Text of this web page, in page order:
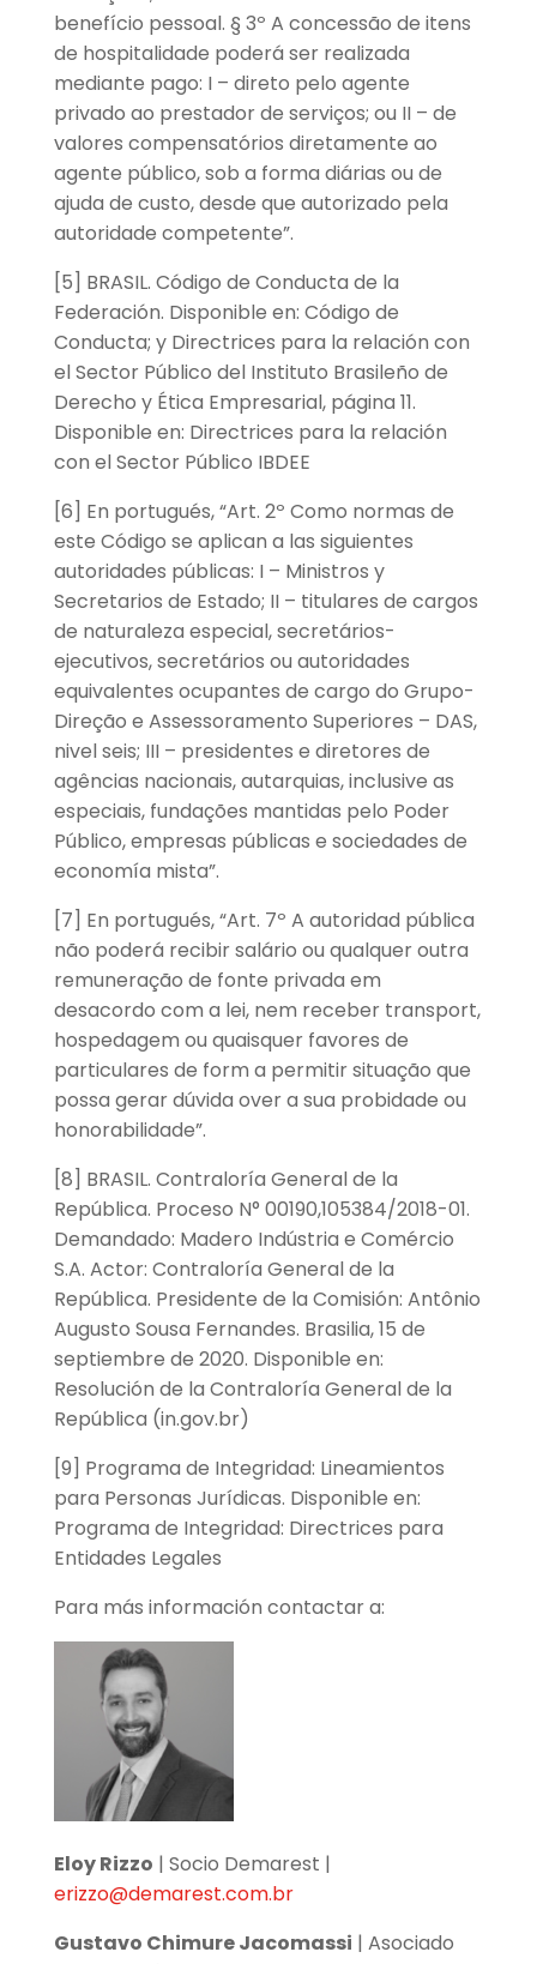
benefício pessoal. § 3º A concessão de itens
de hospitalidade poderá ser realizada
mediante pago: I – direto pelo agente
privado ao prestador de serviços; ou II – de
valores compensatórios diretamente ao
agente público, sob a forma diárias ou de
ajuda de custo, desde que autorizado pela
autoridade competente”.
[5] BRASIL. Código de Conducta de la
Federación. Disponible en: Código de
Conducta; y Directrices para la relación con
el Sector Público del Instituto Brasileño de
Derecho y Ética Empresarial, página 11.
Disponible en: Directrices para la relación
con el Sector Público IBDEE
[6] En portugués, “Art. 2º Como normas de
este Código se aplican a las siguientes
autoridades públicas: I – Ministros y
Secretarios de Estado; II – titulares de cargos
de naturaleza especial, secretários-
ejecutivos, secretários ou autoridades
equivalentes ocupantes de cargo do Grupo-
Direção e Assessoramento Superiores – DAS,
nivel seis; III – presidentes e diretores de
agências nacionais, autarquias, inclusive as
especiais, fundações mantidas pelo Poder
Público, empresas públicas e sociedades de
economía mista”.
[7] En portugués, “Art. 7º A autoridad pública
não poderá recibir salário ou qualquer outra
remuneração de fonte privada em
desacordo com a lei, nem receber transport,
hospedagem ou quaisquer favores de
particulares de form a permitir situação que
possa gerar dúvida over a sua probidade ou
honorabilidade”.
[8] BRASIL. Contraloría General de la
República. Proceso N° 00190,105384/2018-01.
Demandado: Madero Indústria e Comércio
S.A. Actor: Contraloría General de la
República. Presidente de la Comisión: Antônio
Augusto Sousa Fernandes. Brasilia, 15 de
septiembre de 2020. Disponible en:
Resolución de la Contraloría General de la
República (in.gov.br)
[9] Programa de Integridad: Lineamientos
para Personas Jurídicas. Disponible en:
Programa de Integridad: Directrices para
Entidades Legales
Para más información contactar a:
Eloy Rizzo | Socio Demarest |
erizzo@demarest.com.br
Gustavo Chimure Jacomassi | Asociado